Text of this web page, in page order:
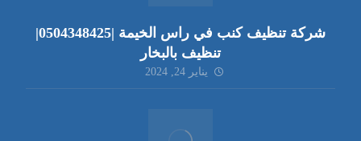
شركة تنظيف كنب في راس الخيمة |0504348425|
تنظيف بالبخار
يناير 24, 2024